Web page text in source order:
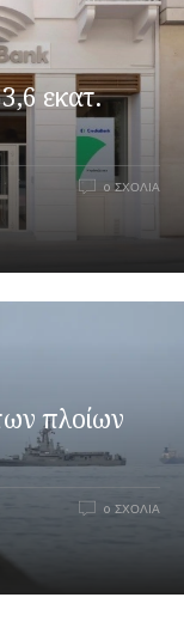
εκατ.
0 ΣΧΌΛΙΑ
πλοίων
0 ΣΧΌΛΙΑ